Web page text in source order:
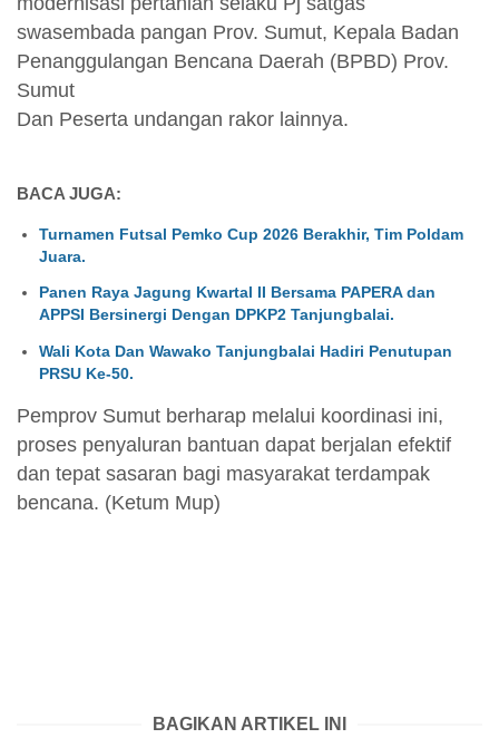
swasembada pangan Prov. Sumut, Kepala Badan
Penanggulangan Bencana Daerah (BPBD) Prov.
Sumut
Dan Peserta undangan rakor lainnya.
BACA JUGA:
Turnamen Futsal Pemko Cup 2026 Berakhir, Tim Poldam
Juara.
Panen Raya Jagung Kwartal II Bersama PAPERA dan
APPSI Bersinergi Dengan DPKP2 Tanjungbalai.
Wali Kota Dan Wawako Tanjungbalai Hadiri Penutupan
PRSU Ke-50.
Pemprov Sumut berharap melalui koordinasi ini,
proses penyaluran bantuan dapat berjalan efektif
dan tepat sasaran bagi masyarakat terdampak
bencana. (Ketum Mup)
BAGIKAN ARTIKEL INI